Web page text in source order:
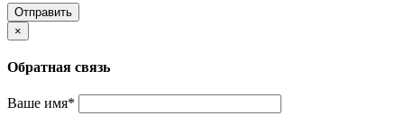
Отправить
×
Обратная связь
Ваше имя*